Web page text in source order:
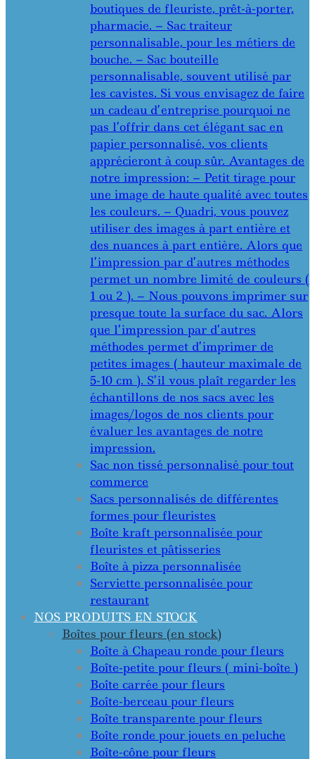
boutiques de fleuriste, prêt-à-porter,
pharmacie. – Sac traiteur
personnalisable, pour les métiers de
bouche. – Sac bouteille
personnalisable, souvent utilisé par
les cavistes. Si vous envisagez de faire
un cadeau d’entreprise pourquoi ne
pas l’offrir dans cet élégant sac en
papier personnalisé, vos clients
apprécieront à coup sûr. Avantages de
notre impression: – Petit tirage pour
une image de haute qualité avec toutes
les couleurs. – Quadri, vous pouvez
utiliser des images à part entière et
des nuances à part entière. Alors que
l’impression par d’autres méthodes
permet un nombre limité de couleurs (
1 ou 2 ). – Nous pouvons imprimer sur
presque toute la surface du sac. Alors
que l’impression par d’autres
méthodes permet d’imprimer de
petites images ( hauteur maximale de
5-10 cm ). S’il vous plaît regarder les
échantillons de nos sacs avec les
images/logos de nos clients pour
évaluer les avantages de notre
impression.
Sac non tissé personnalisé pour tout
commerce
Sacs personnalisés de différentes
formes pour fleuristes
Boîte kraft personnalisée pour
fleuristes et pâtisseries
Boîte à pizza personnalisée
Serviette personnalisée pour
restaurant
NOS PRODUITS EN STOCK
Boîtes pour fleurs (en stock)
Boîte à Chapeau ronde pour fleurs
Boîte-petite pour fleurs ( mini-boîte )
Boîte carrée pour fleurs
Boîte-berceau pour fleurs
Boîte transparente pour fleurs
Boîte ronde pour jouets en peluche
Boîte-cône pour fleurs